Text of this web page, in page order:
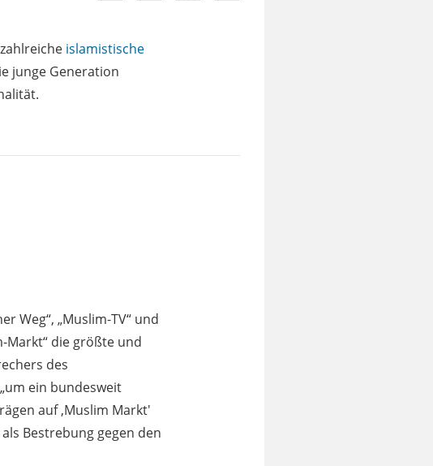
islamistische
junge Generation
Weg“, „Muslim-TV“ und
Markt“ die größte und
des
ein bundesweit
auf ,Muslim Markt'
Bestrebung gegen den